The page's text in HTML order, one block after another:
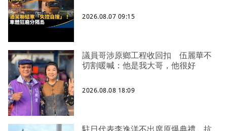
2026.08.07 09:15
議員哥涉原鄉工程收回扣 伍麗華不
切割暖喊：他是我大哥，他很好
2026.08.08 18:09